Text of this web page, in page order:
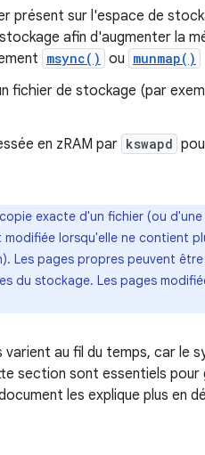
présent sur l'espace de
afin d'augmenter la
msync() ou munmap()
fichier de stockage (par
en zRAM par kswapd
exacte d'un fichier (ou
lorsqu'elle ne contient
Les pages propres peuvent
du stockage. Les pages
au fil du temps, car le
section sont essentiels
les explique plus en